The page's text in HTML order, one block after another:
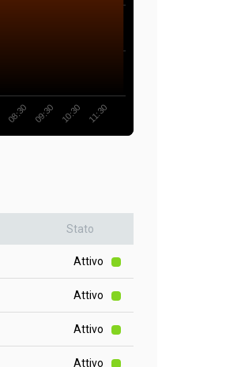
08:30 09:30 10:30 11:30
Stato
Attivo
Attivo
Attivo
Attivo